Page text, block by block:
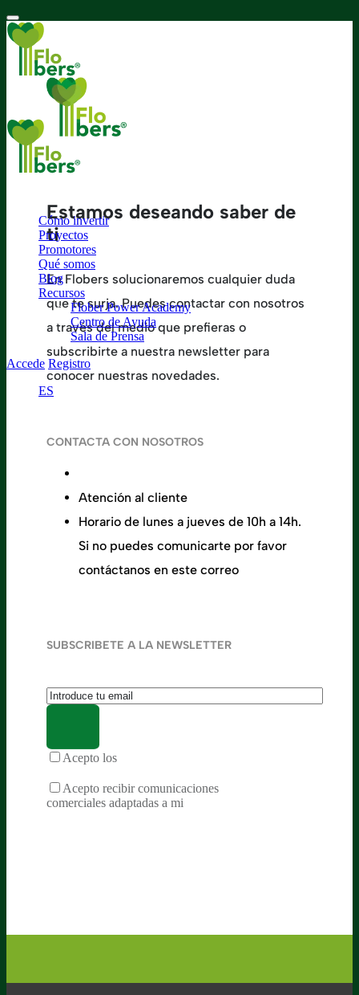
Cómo invertir
Proyectos
Promotores
Qué somos
Blog
Recursos
Flober Power Academy
Centro de Ayuda
Sala de Prensa
Accede Registro
ES
Estamos deseando saber de
ti
En Flobers solucionaremos cualquier duda
que te surja. Puedes contactar con nosotros
a través del medio que prefieras o
subscribirte a nuestra newsletter para
conocer nuestras novedades.
CONTACTA CON NOSOTROS
Atención al cliente
Horario de lunes a jueves de 10h a 14h.
Si no puedes comunicarte por favor
contáctanos en este correo
SUBSCRIBETE A LA NEWSLETTER
Acepto los
Acepto recibir comunicaciones
comerciales adaptadas a mi